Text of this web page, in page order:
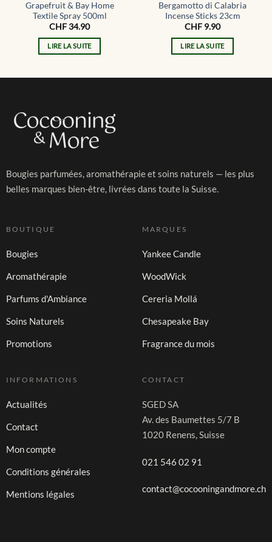
Grapefruit & Bay Home
Textile Spray 500ml
CHF34.90
LIRE LA SUITE
Bergamotto di Calabria
Incense Sticks 23cm
CHF 9.90
LIRE LA SUITE
Bougies parfumées, aromathérapie et soins naturels — les plus
belles marques bien-être, livrées dans toute la Suisse.
BOUTIQUE
Bougies
Aromathérapie
Parfums d'Ambiance
Soins Naturels
Promotions
MARQUES
Yankee Candle
WoodWick
Cereria Mollá
Chesapeake Bay
Fragrance du mois
INFORMATIONS
Actualités
Contact
Mon compte
Conditions générales
Mentions légales
CONTACT
SGED SA
Av. des Baumettes 5/7 B
1020 Renens, Suisse
021 546 02 91
contact@cocooningandmore.ch